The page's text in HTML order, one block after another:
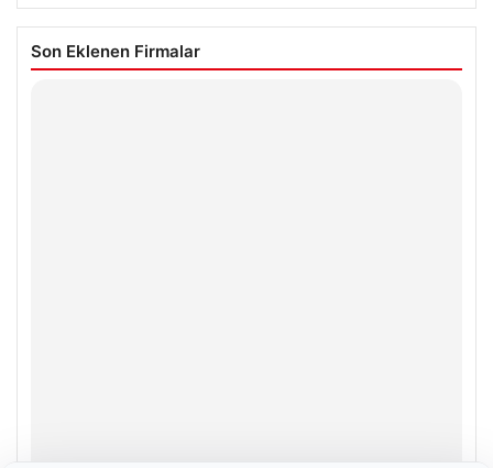
Son Eklenen Firmalar